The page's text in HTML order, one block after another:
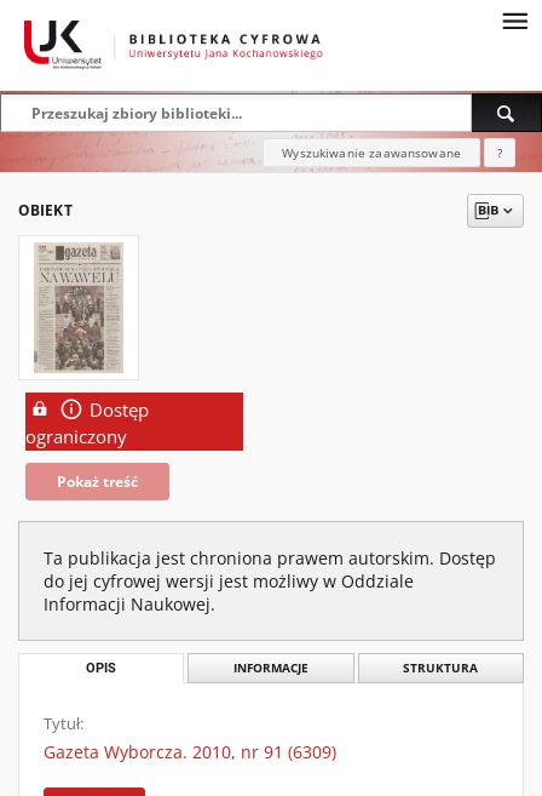
Wyszukiwanie zaawansowane ?
OBIEKT
Dostęp
ograniczony
Pokaż treść
Ta publikacja jest chroniona prawem autorskim. Dostęp
do jej cyfrowej wersji jest możliwy w Oddziale
Informacji Naukowej.
OPIS INFORMACJE STRUKTURA
Tytuł:
Gazeta Wyborcza. 2010, nr 91 (6309)